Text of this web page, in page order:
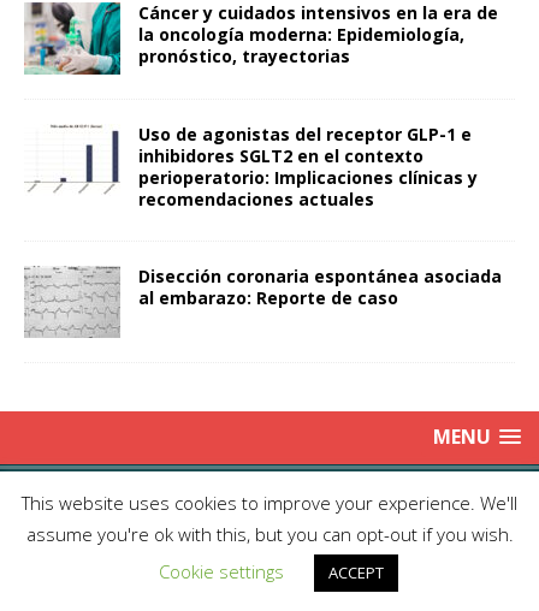
Cáncer y cuidados intensivos en la era de
la oncología moderna: Epidemiología,
pronóstico, trayectorias
Uso de agonistas del receptor GLP-1 e
inhibidores SGLT2 en el contexto
perioperatorio: Implicaciones clínicas y
recomendaciones actuales
Disección coronaria espontánea asociada
al embarazo: Reporte de caso
MENU
Copyright © 2025 | Publicación Oficial de la Sociedad de Médicos
Anestesiólogos de Chile| Enviar Email
| Producción: Editorial Iku
Ltda.| This work is licensed under Creative Commons Attribution 4.0
International
This website uses cookies to improve your experience. We'll
assume you're ok with this, but you can opt-out if you wish.
Cookie settings
ACCEPT